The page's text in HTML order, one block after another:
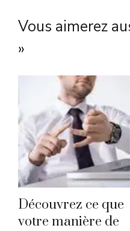
Vous aimerez
»
Découvrez ce que
votre manière de